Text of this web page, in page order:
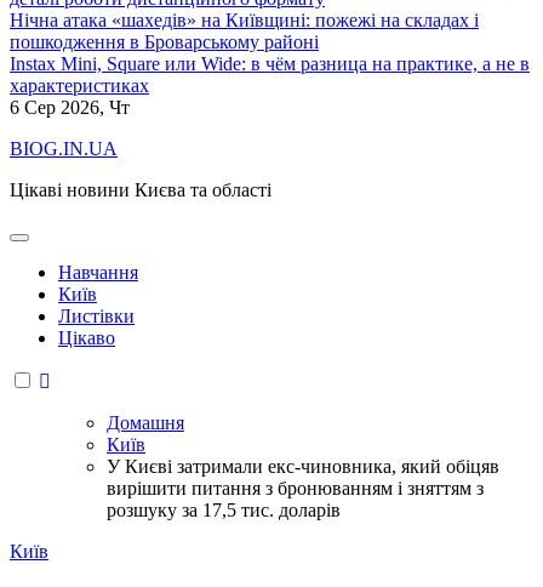
Нічна атака «шахедів» на Київщині: пожежі на складах і
пошкодження в Броварському районі
Instax Mini, Square или Wide: в чём разница на практике, а не в
характеристиках
6 Сер 2026, Чт
BIOG.IN.UA
Цікаві новини Києва та області
Навчання
Київ
Листівки
Цікаво
Домашня
Київ
У Києві затримали екс-чиновника, який обіцяв
вирішити питання з бронюванням і зняттям з
розшуку за 17,5 тис. доларів
Київ